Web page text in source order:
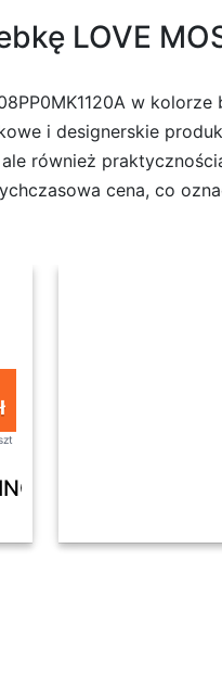
LOVE
w
i designerskie
również
cena, co